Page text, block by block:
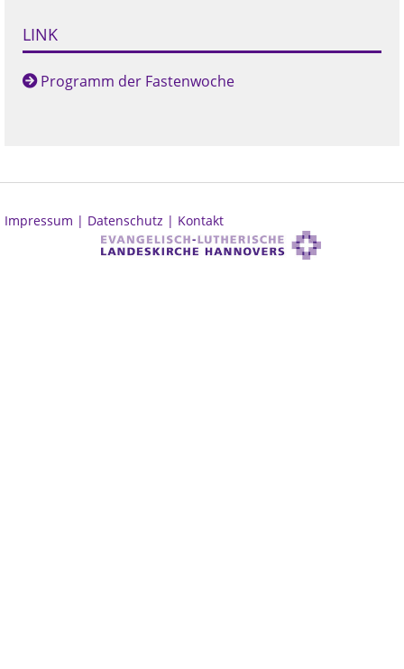
LINK
Programm der Fastenwoche
Impressum | Datenschutz | Kontakt